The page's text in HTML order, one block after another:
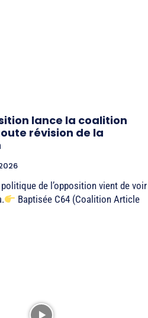
lance la coalition
révision de la
de l’opposition vient de voir
Baptisée C64 (Coalition Article